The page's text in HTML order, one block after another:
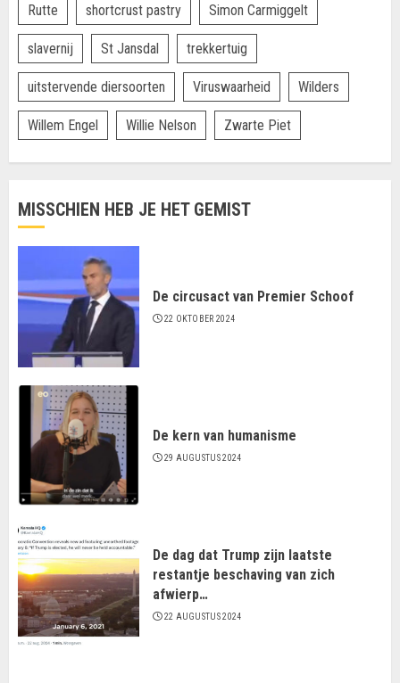
Rutte shortcrust pastry Simon Carmiggelt
slavernij St Jansdal trekkertuig
uitstervende diersoorten Viruswaarheid Wilders
Willem Engel Willie Nelson Zwarte Piet
MISSCHIEN HEB JE HET GEMIST
De circusact van Premier Schoof
22 OKTOBER 2024
De kern van humanisme
29 AUGUSTUS 2024
De dag dat Trump zijn laatste
restantje beschaving van zich
afwierp…
22 AUGUSTUS 2024